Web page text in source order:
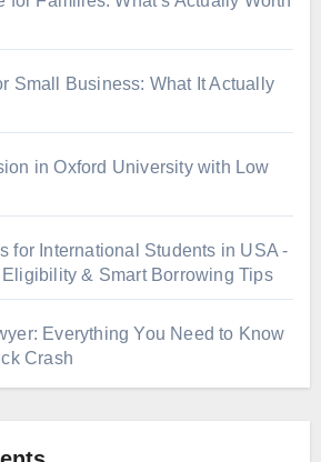
Small Business: What It Actually
in Oxford University with Low
for International Students in USA -
& Smart Borrowing Tips
Everything You Need to Know
Crash